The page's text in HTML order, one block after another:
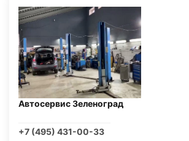
Автосервис Зеленоград
+7 (495) 431-00-33